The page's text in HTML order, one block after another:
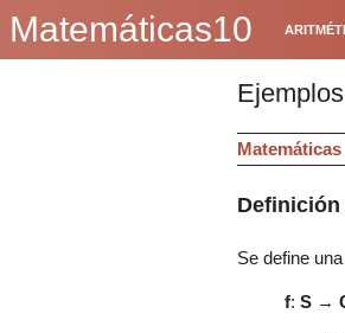
Matemáticas10
Matemáticas
Definición
Se define una
f: S →